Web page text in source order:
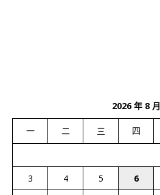
2026 年 8 月
一 二 三 四
3
4 5 6